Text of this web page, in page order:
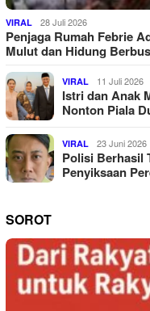
VIRAL 28 Juli 2026
Penjaga Rumah Febrie
Mulut dan Hidung
VIRAL 11 Juli 2026
Istri dan Anak
Nonton Piala
VIRAL 23 Juni 2026
Polisi Berhasil
Penyiksaan
SOROT